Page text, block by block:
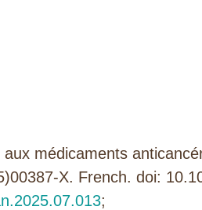
médicaments
X. French. doi:
;